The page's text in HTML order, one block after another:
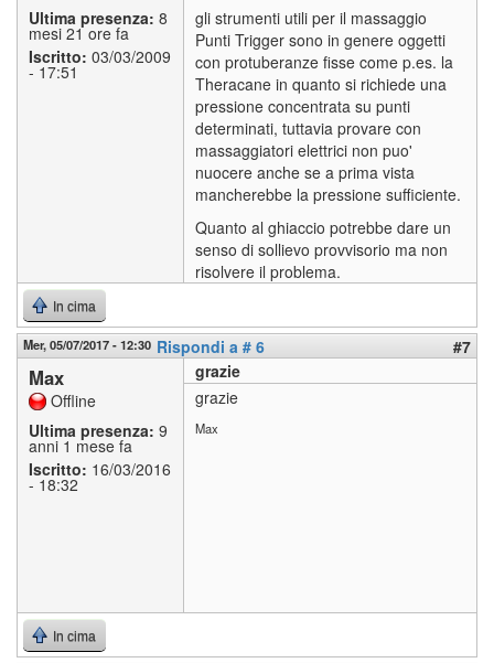
Ultima presenza: 8
mesi 21 ore fa
Iscritto: 03/03/2009
- 17:51
gli strumenti utili per il massaggio
Punti Trigger sono in genere oggetti
con protuberanze fisse come p.es. la
Theracane in quanto si richiede una
pressione concentrata su punti
determinati, tuttavia provare con
massaggiatori elettrici non puo'
nuocere anche se a prima vista
mancherebbe la pressione sufficiente.
Quanto al ghiaccio potrebbe dare un
senso di sollievo provvisorio ma non
risolvere il problema.
In cima
Mer, 05/07/2017 - 12:30 Rispondi a # 6 #7
Max
Offline
Ultima presenza: 9
anni 1 mese fa
Iscritto: 16/03/2016
- 18:32
grazie
grazie
Max
In cima